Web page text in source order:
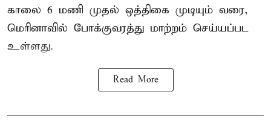
காலை 6 மணி முதல் ஒத்திகை முடியும் வரை,
மெரினாவில் போக்குவரத்து மாற்றம் செய்யப்பட
உள்ளது.
Read More